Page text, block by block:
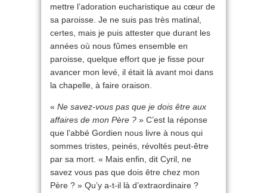
mettre l’adoration eucharistique au cœur de
sa paroisse. Je ne suis pas très matinal,
certes, mais je puis attester que durant les
années où nous fûmes ensemble en
paroisse, quelque effort que je fisse pour
avancer mon levé, il était là avant moi dans
la chapelle, à faire oraison.
« Ne savez-vous pas que je dois être aux
affaires de mon Père ? » C’est la réponse
que l’abbé Gordien nous livre à nous qui
sommes tristes, peinés, révoltés peut-être
par sa mort. « Mais enfin, dit Cyril, ne
savez vous pas que dois être chez mon
Père ? » Qu’y a-t-il là d’extraordinaire ?